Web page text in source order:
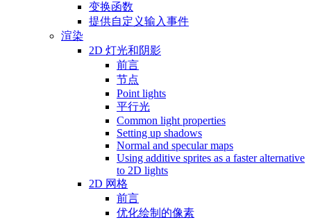
变换函数
提供自定义输入事件
渲染
2D 灯光和阴影
前言
节点
Point lights
平行光
Common light properties
Setting up shadows
Normal and specular maps
Using additive sprites as a faster alternative
to 2D lights
2D 网格
前言
优化绘制的像素